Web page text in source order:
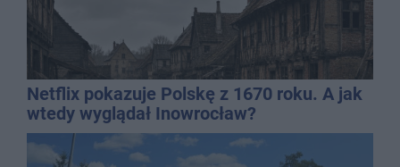
Netflix pokazuje Polskę z 1670 roku. A jak
wtedy wyglądał Inowrocław?